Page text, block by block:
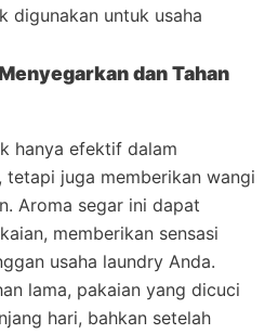
digunakan untuk usaha
dan Tahan
hanya efektif dalam
tetapi juga memberikan wangi
Aroma segar ini dapat
memberikan sensasi
usaha laundry Anda.
lama, pakaian yang dicuci
hari, bahkan setelah